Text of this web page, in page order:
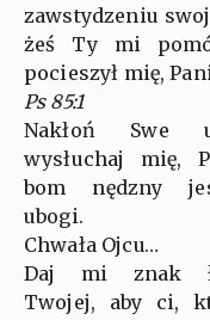
zawstydzeniu
żeś Ty mi
pocieszył mię,
Ps 85:1
Nakłoń Swe
wysłuchaj mię,
bom nędzny
ubogi.
Chwała Ojcu…
Daj mi znak
Twojej, aby ci,